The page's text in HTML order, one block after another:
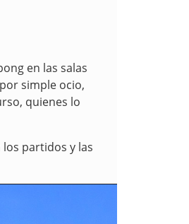
en las salas
simple ocio,
quienes lo
partidos y las